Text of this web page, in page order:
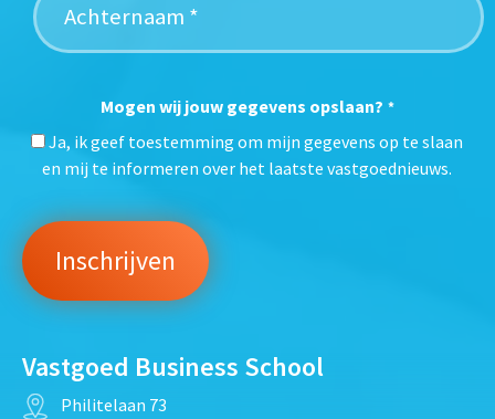
Mogen wij jouw gegevens opslaan? *
Ja, ik geef toestemming om mijn gegevens op te slaan
en mij te informeren over het laatste vastgoednieuws.
Vastgoed Business School
Philitelaan 73